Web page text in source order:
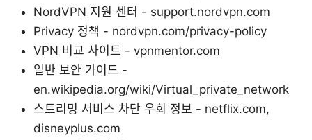
NordVPN 지원 센터 - support.nordvpn.com
Privacy 정책 - nordvpn.com/privacy-policy
VPN 비교 사이트 - vpnmentor.com
일반 보안 가이드 -
en.wikipedia.org/wiki/Virtual_private_network
스트리밍 서비스 차단 우회 정보 - netflix.com,
disneyplus.com